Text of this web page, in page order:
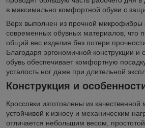
в максимально комфортной обуви с
Верх выполнен из прочной микрофибры
современных обувных материалов, что
общий вес изделия без потери
Благодаря эргономичной конструкции и
обувь обеспечивает комфортную
усталость ног даже при длительной
Конструкция и
Кроссовки изготовлены из
устойчивой к износу и механическим
отличается небольшим весом,